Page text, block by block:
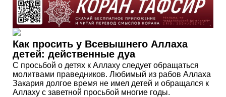
Как просить у Всевышнего Аллаха
детей: действенные дуа
С просьбой о детях к Аллаху следует обращаться
молитвами праведников. Любимый из рабов Аллаха
Закария долгое время не имел детей и обращался к
Аллаху с заветной просьбой многие годы.